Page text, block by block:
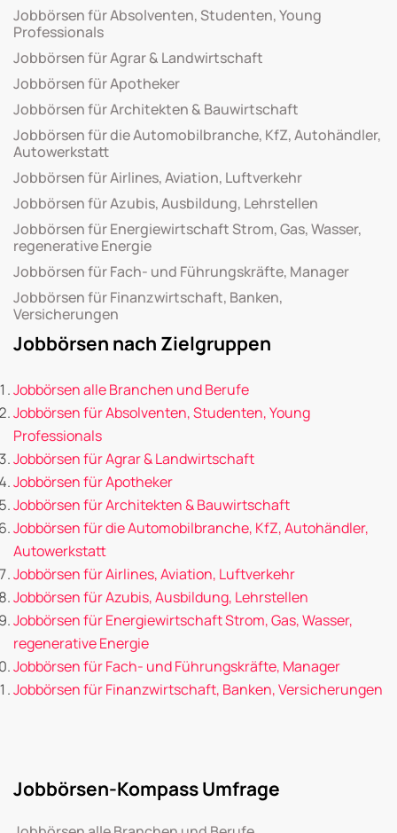
Jobbörsen für Absolventen, Studenten, Young
Professionals
Jobbörsen für Agrar & Landwirtschaft
Jobbörsen für Apotheker
Jobbörsen für Architekten & Bauwirtschaft
Jobbörsen für die Automobilbranche, KfZ, Autohändler,
Autowerkstatt
Jobbörsen für Airlines, Aviation, Luftverkehr
Jobbörsen für Azubis, Ausbildung, Lehrstellen
Jobbörsen für Energiewirtschaft Strom, Gas, Wasser,
regenerative Energie
Jobbörsen für Fach- und Führungskräfte, Manager
Jobbörsen für Finanzwirtschaft, Banken,
Versicherungen
Jobbörsen nach Zielgruppen
Jobbörsen alle Branchen und Berufe
Jobbörsen für Absolventen, Studenten, Young
Professionals
Jobbörsen für Agrar & Landwirtschaft
Jobbörsen für Apotheker
Jobbörsen für Architekten & Bauwirtschaft
Jobbörsen für die Automobilbranche, KfZ, Autohändler,
Autowerkstatt
Jobbörsen für Airlines, Aviation, Luftverkehr
Jobbörsen für Azubis, Ausbildung, Lehrstellen
Jobbörsen für Energiewirtschaft Strom, Gas, Wasser,
regenerative Energie
Jobbörsen für Fach- und Führungskräfte, Manager
Jobbörsen für Finanzwirtschaft, Banken, Versicherungen
Jobbörsen-Kompass Umfrage